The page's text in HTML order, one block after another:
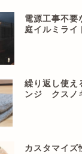
電源工事不要
庭イルミライ
繰り返し使え
ンジ クスノ
カスタマイ